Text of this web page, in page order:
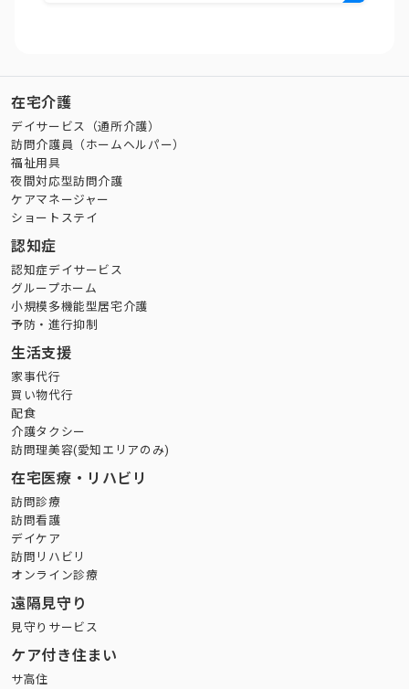
在宅介護
デイサービス（通所介護）
訪問介護員（ホームヘルパー）
福祉用具
夜間対応型訪問介護
ケアマネージャー
ショートステイ
認知症
認知症デイサービス
グループホーム
小規模多機能型居宅介護
予防・進行抑制
生活支援
家事代行
買い物代行
配食
介護タクシー
訪問理美容(愛知エリアのみ)
在宅医療・リハビリ
訪問診療
訪問看護
デイケア
訪問リハビリ
オンライン診療
遠隔見守り
見守りサービス
ケア付き住まい
サ高住